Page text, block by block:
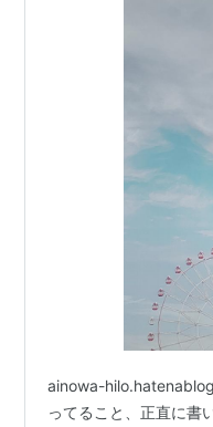
ainowa-
ってること、正直に書